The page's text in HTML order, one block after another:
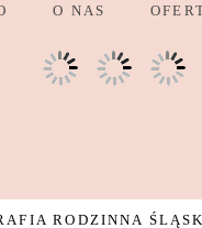
O NAS
RODZINNA